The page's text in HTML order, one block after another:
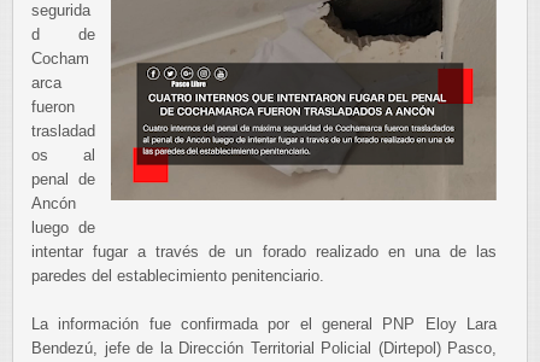
segurida
d de
Cocham
arca
fueron
trasladad
os al
penal de
Ancón
luego de
intentar fugar a través de un forado realizado en una de las
paredes del establecimiento penitenciario.
La información fue confirmada por el general PNP Eloy Lara
Bendezú, jefe de la Dirección Territorial Policial (Dirtepol) Pasco,